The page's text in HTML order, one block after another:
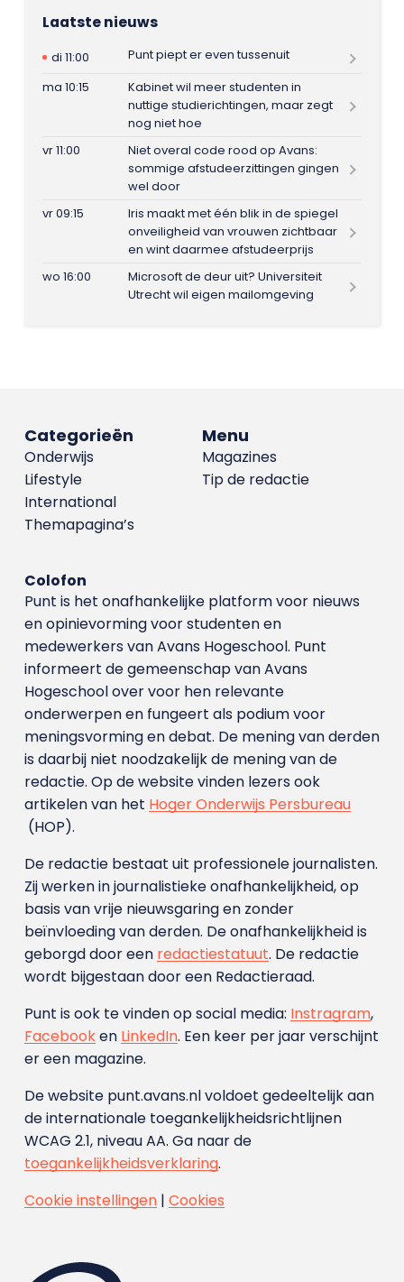
Laatste nieuws
di 11:00
Punt piept er even tussenuit
ma 10:15
Kabinet wil meer studenten in
nuttige studierichtingen, maar zegt
nog niet hoe
vr 11:00
Niet overal code rood op Avans:
sommige afstudeerzittingen gingen
wel door
vr 09:15
Iris maakt met één blik in de spiegel
onveiligheid van vrouwen zichtbaar
en wint daarmee afstudeerprijs
wo 16:00
Microsoft de deur uit? Universiteit
Utrecht wil eigen mailomgeving
Menu
Magazines
Tip de redactie
Categorieën
Onderwijs
Lifestyle
International
Themapagina’s
Colofon
Punt is het onafhankelijke platform voor nieuws
en opinievorming voor studenten en
medewerkers van Avans Hoge­school. Punt
informeert de gemeenschap van Avans
Hogeschool over voor hen relevante
onderwerpen en fungeert als podium voor
meningsvorming en debat. De mening van derden
is daarbij niet noodzakelijk de mening van de
redactie. Op de website vinden lezers ook
artikelen van het Hoger Onderwijs Persbureau
(HOP).
De redactie bestaat uit professionele journalisten.
Zij werken in journalistieke onafhankelijkheid, op
basis van vrije nieuwsgaring en zonder
beïnvloeding van derden. De onafhankelijkheid is
geborgd door een redactiestatuut. De redactie
wordt bijgestaan door een Redactieraad.
Punt is ook te vinden op social media: Instragram,
Facebooken LinkedIn. Een keer per jaar verschijnt
er een magazine.
De website punt.avans.nl voldoet gedeeltelijk aan
de internationale toegankelijkheidsrichtlijnen
WCAG 2.1, niveau AA. Ga naar de
toegankelijkheidsverklaring.
Cookie instellingen| Cookies